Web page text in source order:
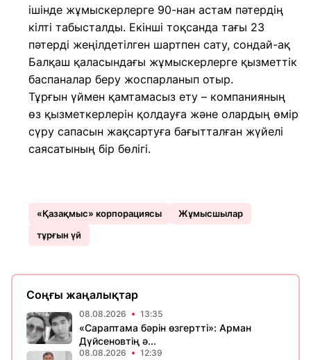
ішінде жұмыскерлерге 90-нан астам пәтердің
кілті табысталды. Екінші тоқсанда тағы 23
пәтерді жеңілдетілген шартпен сату, сондай-ақ
Балқаш қаласындағы жұмыскерлерге қызметтік
баспаналар беру жоспарланып отыр.
Тұрғын үймен қамтамасыз ету – компанияның
өз қызметкерлерін қолдауға және олардың өмір
сүру сапасын жақсартуға бағытталған жүйелі
саясатының бір бөлігі.
«Қазақмыс» корпорациясы
Жұмысшылар
тұрғын үй
Соңғы жаңалықтар
08.08.2026 13:35
«Сараптама бәрін өзгертті»: Арман
Дүйсеновтің ә...
08.08.2026 12:39